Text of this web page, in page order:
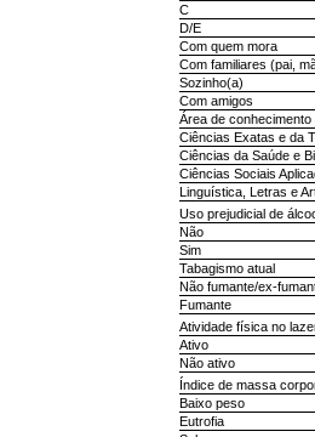
C
D/E
Com quem mora
Com familiares (pai,
Sozinho(a)
Com amigos
Área de
Ciências Exatas e da
Ciências da Saúde e
Ciências Sociais
Linguística, Letras e
Uso prejudicial de
Não
Sim
Tabagismo atual
Não fumante/ex-
Fumante
Atividade física no
Ativo
Não ativo
Índice de massa
Baixo peso
Eutrofia